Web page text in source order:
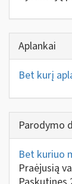
Aplankai
Bet kurį
Parodymo
Bet kuriuo
Praėjusią